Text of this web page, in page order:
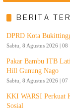
BERITA
DPRD Kota
Sabtu, 8 Agustus 2026 | 08
Pakar Bambu ITB
Hill Gunung Nago
Sabtu, 8 Agustus 2026 | 07
KKI WARSI Perkuat
Sosial